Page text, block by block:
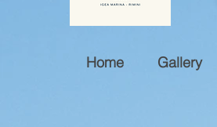
Home Gallery